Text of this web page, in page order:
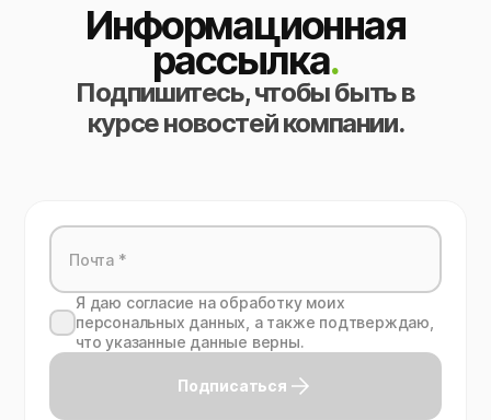
Информационная
рассылка.
Подпишитесь, чтобы быть в
курсе новостей компании.
Я даю согласие на обработку моих
персональных данных, а также подтверждаю,
что указанные данные верны.
Подписаться